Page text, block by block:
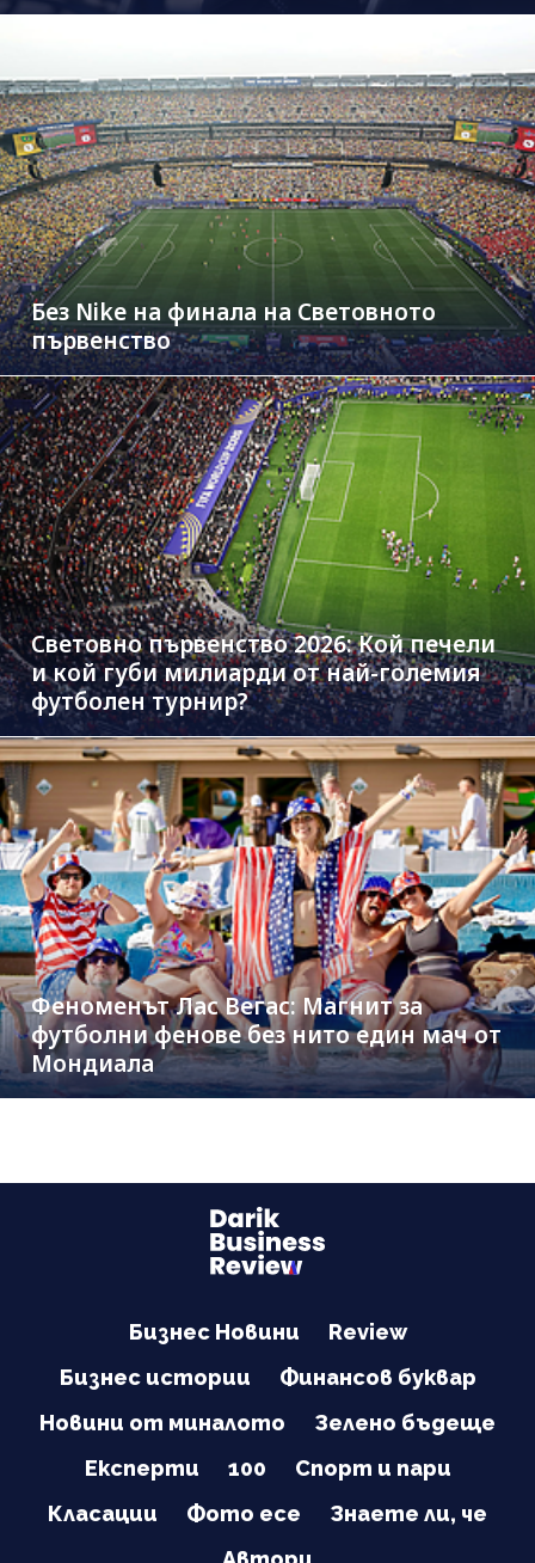
Без Nike на финала на Световното
първенство
Световно първенство 2026: Кой печели
и кой губи милиарди от най-големия
футболен турнир?
Феноменът Лас Вегас: Магнит за
футболни фенове без нито един мач от
Мондиала
Бизнес Новини
Review
Бизнес истории
Финансов буквар
Новини от миналото
Зелено бъдеще
Експерти
100
Спорт и пари
Класации
Фото есе
Знаете ли, че